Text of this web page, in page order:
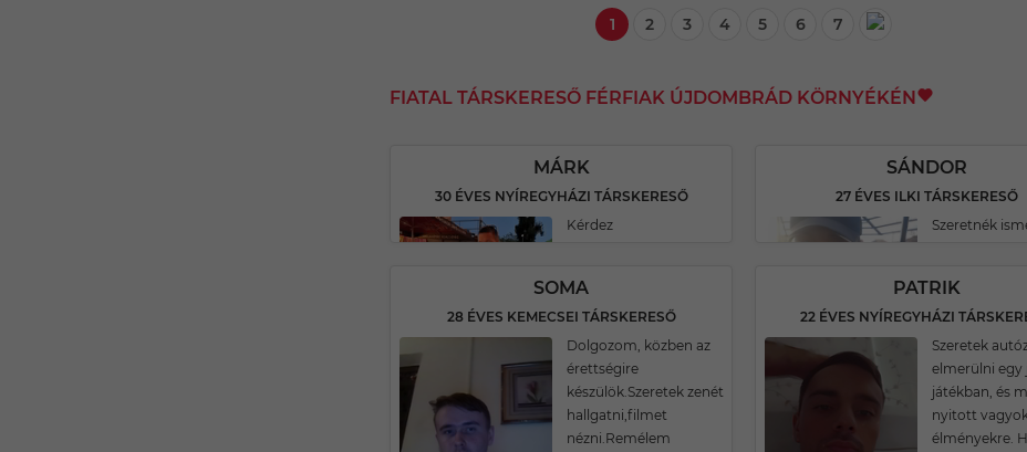
1 2 3 4 5 6 7
FIATAL TÁRSKERESŐ FÉRFIAK ÚJDOMBRÁD KÖRNYÉKÉN
MÁRK
30 ÉVES NYÍREGYHÁZI TÁRSKERESŐ
Kérdez
SOMA
28 ÉVES KEMECSEI TÁRSKERESŐ
Dolgozom, közben az
érettségire
készülök.Szeretek zenét
hallgatni,filmet
nézni.Remélem
SÁNDOR
27 ÉVES ILKI TÁRSKERESŐ
Szeretnék
PATRIK
22 ÉVES NYÍREGYHÁZI
Szeretek
elmerülni egy
játékban, és
nyitott
élményekre.